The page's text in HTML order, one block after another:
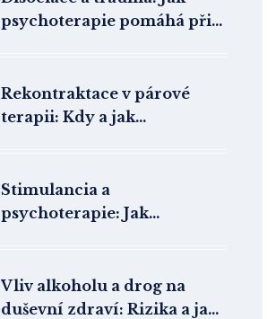
psychoterapie pomáhá při
Rekontraktace v párové
terapii: Kdy a jak
Stimulancia a
psychoterapie: Jak
Vliv alkoholu a drog na
duševní zdraví: Rizika a jak